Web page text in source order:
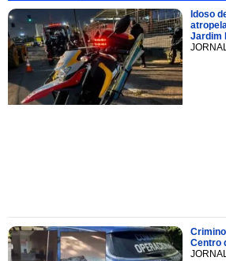
Idoso
Jardim
Centro